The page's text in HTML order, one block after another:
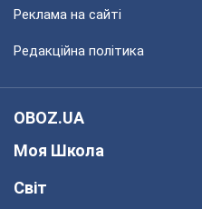
Реклама на сайті
Редакційна політика
OBOZ.UA
Моя Школа
Світ